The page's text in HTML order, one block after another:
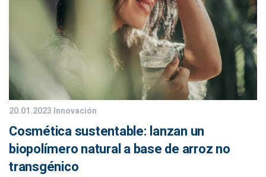
20.01.2023 Innovación
Cosmética sustentable: lanzan un
biopolímero natural a base de arroz no
transgénico